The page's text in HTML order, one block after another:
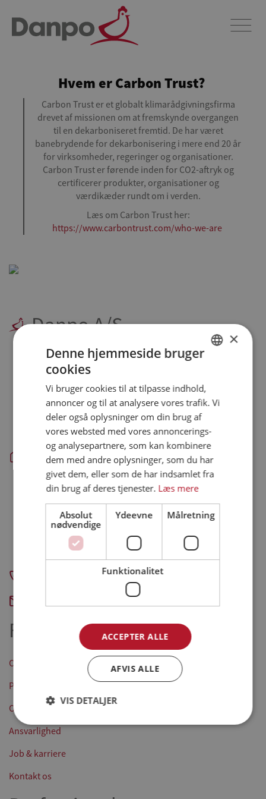
Hvem er Carbon Trust?
Carbon Trust er et globalt klimarådgivningsfirma
drevet af missionen om at fremskynde overgangen
til en dekarboniseret fremtid. De har været
banebrydende for dekarbonisering i mere end 20 år
for virksomheder, regeringer og organisationer.
Carbon Trust er førende inden for CO2-aftryk og
certificerer produkter, organisationer og
værdikæder rundt om i verden.
Læs om Carbon Trust her:
https://www.carbontrust.com/who-we-are
Danpo A/S
Farre - hovedkontor, administration og produktion:
Danpo A/S
Tykhøjetvej 44, Farre
DK-7323 Give
Aars - slagteri og produktion:
Danpo A/S
Vestre Skovvej 3
DK-9600 Aars
Skanderborg - administration:
Danpo A/S
Krøyer Kielbergs Vej 3, 5. sal
DK-8660 Skanderborg
CVR-nummer: 31241316
Forside
Opskrifter
Produkter
Om os
Ansvarlighed
Job & karriere
Kontakt os
ENGLISH
SPANISH
GERMAN
×
Denne hjemmeside bruger
cookies
Vi bruger cookies til at tilpasse indhold,
annoncer og til at analysere vores trafik. Vi
deler også oplysninger om din brug af
vores websted med vores annoncerings-
og analysepartnere, som kan kombinere
dem med andre oplysninger, som du har
givet dem, eller som de har indsamlet fra
din brug af deres tjenester. Læs mere
Absolut
nødvendige
Ydeevne Målretning
Funktionalitet
ACCEPTER ALLE
AFVIS ALLE
VIS DETALJER